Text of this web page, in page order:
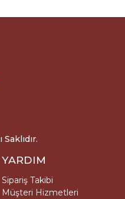
YARDIM
Sipariş Takibi
Müşteri Hizmetleri